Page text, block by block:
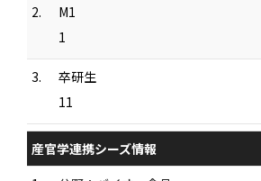
2.
M1
1
3.
卒研生
11
産官学連携シーズ情報